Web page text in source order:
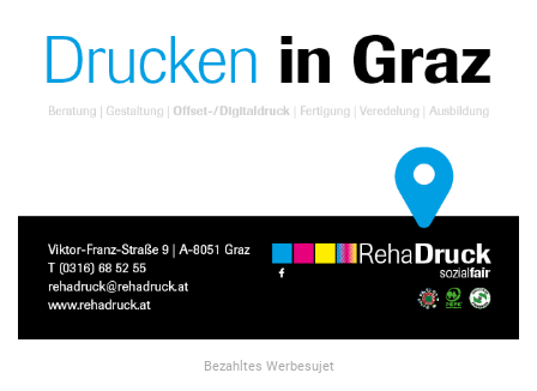
Bezahltes Werbesujet